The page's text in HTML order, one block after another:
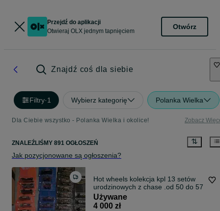
Przejdź do aplikacji
Otwieraj OLX jednym tapnięciem
Otwórz
Znajdź coś dla siebie
Filtry·1 Wybierz kategorię Polanka Wielka
Dla Ciebie wszystko - Polanka Wielka i okolice! Zobacz
ZNALEŹLIŚMY 891 OGŁOSZEŃ
Jak pozycjonowane są ogłoszenia?
Hot wheels kolekcja kpl 13 setów
urodzinowych z chase .od 50 do 57
Używane
4 000 zł